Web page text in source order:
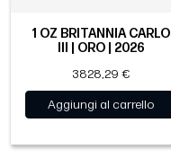
1 OZ BRITANNIA CARLO
III | ORO | 2026
3828,29 €
Aggiungi al carrello